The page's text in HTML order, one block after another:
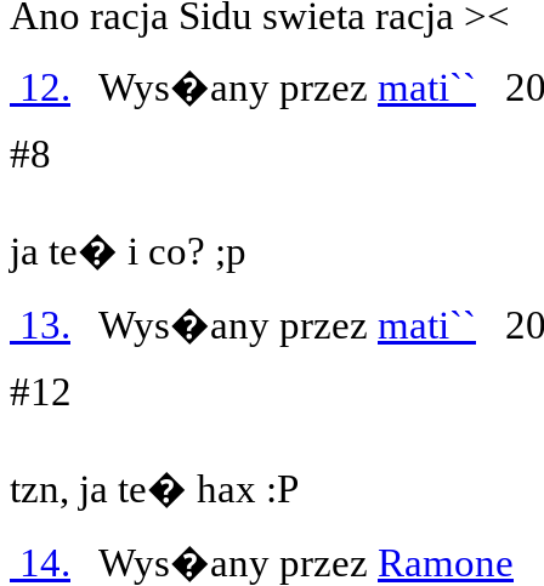
Ano racja Sidu swieta racja ><
12. Wys�any przez mati``
#8
ja te� i co? ;p
13. Wys�any przez mati``
#12
tzn, ja te� hax :P
14. Wys�any przez Ramone